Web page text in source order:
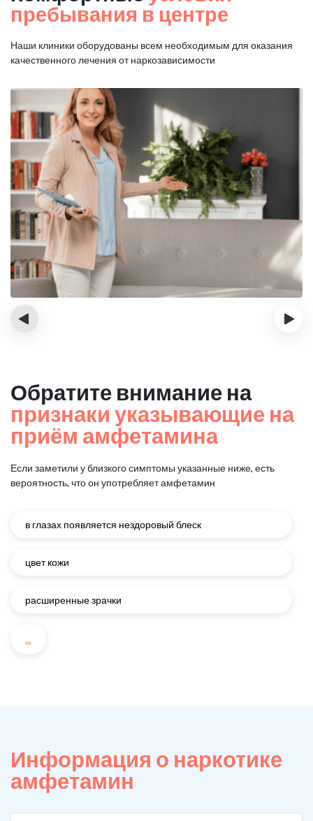
пребывания в центре
Наши клиники оборудованы всем необходимым для оказания
качественного лечения от наркозависимости
‹ ›
Обратите внимание на
признаки указывающие на
приём амфетамина
Если заметили у близкого симптомы указанные ниже, есть
вероятность, что он употребляет амфетамин
в глазах появляется нездоровый блеск
цвет кожи
расширенные зрачки
...
Информация о наркотике
амфетамин